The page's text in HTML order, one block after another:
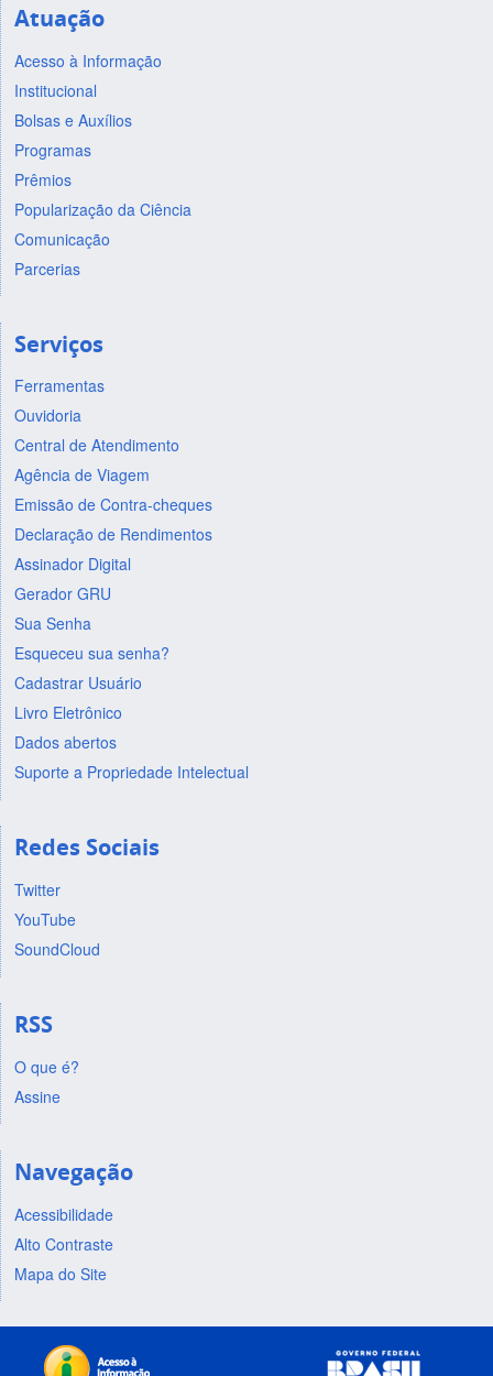
Atuação
Acesso à Informação
Institucional
Bolsas e Auxílios
Programas
Prêmios
Popularização da Ciência
Comunicação
Parcerias
Serviços
Ferramentas
Ouvidoria
Central de Atendimento
Agência de Viagem
Emissão de Contra-cheques
Declaração de Rendimentos
Assinador Digital
Gerador GRU
Sua Senha
Esqueceu sua senha?
Cadastrar Usuário
Livro Eletrônico
Dados abertos
Suporte a Propriedade Intelectual
Redes Sociais
Twitter
YouTube
SoundCloud
RSS
O que é?
Assine
Navegação
Acessibilidade
Alto Contraste
Mapa do Site